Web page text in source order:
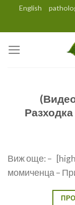
content
English
Виж още: –
момиченца –